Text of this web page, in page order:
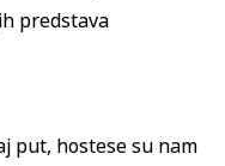
predstava
put, hostese su nam